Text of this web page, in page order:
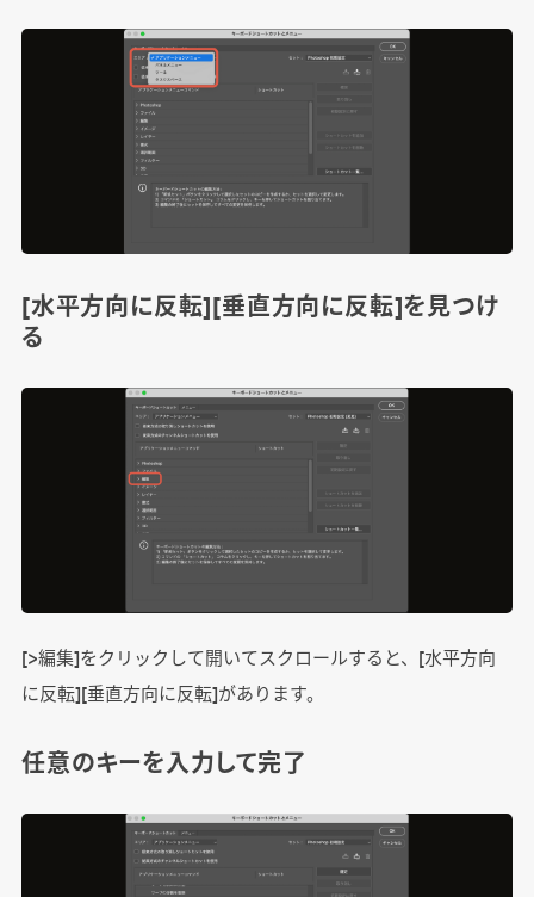
[水平方向に反転][垂直方向に反転]を見つけ
る
[>編集]をクリックして開いてスクロールすると、[水平方向
に反転][垂直方向に反転]があります。
任意のキーを入力して完了